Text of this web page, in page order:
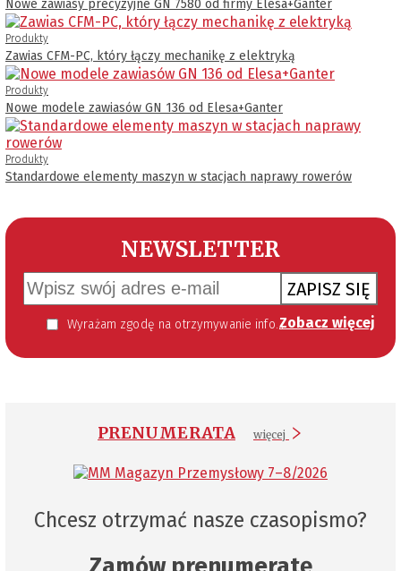
Nowe zawiasy precyzyjne GN 7580 od firmy Elesa+Ganter
Produkty
Zawias CFM-PC, który łączy mechanikę z elektryką
Produkty
Nowe modele zawiasów GN 136 od Elesa+Ganter
Produkty
Standardowe elementy maszyn w stacjach naprawy rowerów
NEWSLETTER
ZAPISZ SIĘ
Wyrażam zgodę na otrzymywanie informacji handlowej kierowanej do mnie za pomocą środków komunikacji elektronicznej w szczególności poczty elektronicznej zgodnie z przepisem art. 10 ust 2 ustawy z dnia 18 lipca 2002 roku o świadczeniu usług drogą elektroniczną (Dz. U. 144 z 2002 r. poz. 1204). Zgoda jest dobrowolna, jednak jej wyrażenie jest konieczne, aby otrzymywać newsletter. Zobacz więcej
PRENUMERATA więcej
Chcesz otrzymać nasze czasopismo?